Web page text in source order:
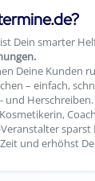
Dein smarter
Deine Kunden
– einfach,
und Herschreiben.
sparst
und erhöhst